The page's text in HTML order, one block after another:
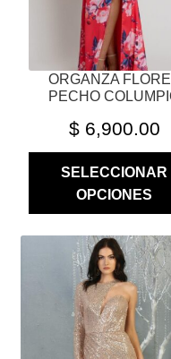
ORGANZA
PECHO
$6,900.00
SELECCIONAR
OPCIONES
PÁGINA
PRODUCTO
MÚLTIPLES
VARIANTES.